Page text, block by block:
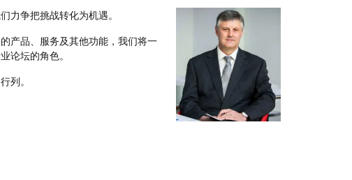
力争把挑战转化为机遇。
产品、服务及其他功能，我们将一
论坛的角色。
列。